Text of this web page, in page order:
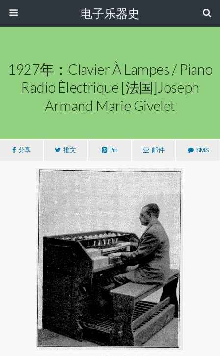
电子乐器史
1927年：Clavier À Lampes / Piano
Radio Èlectrique [法国]Joseph
Armand Marie Givelet
分享 推文 Pin 邮件 SMS